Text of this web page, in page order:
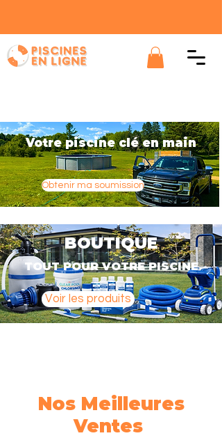
Votre piscine clé en main
Obtenir ma soumission
BOUTIQUE
TOUT POUR VOTRE PISCINE
Voir les produits
Nos Meilleures
Ventes